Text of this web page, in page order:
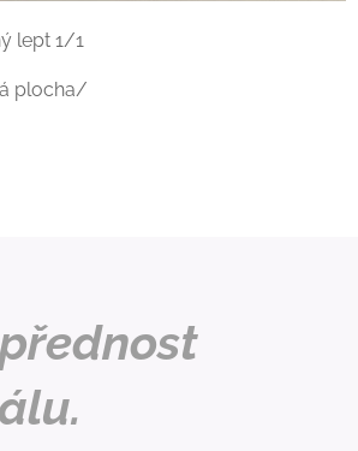
lept 1/1
plocha/